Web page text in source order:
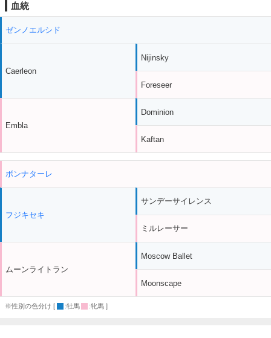
血統
ゼンノエルシド
Caerleon
Embla
Nijinsky
Foreseer
Dominion
Kaftan
ボンナターレ
フジキセキ
ムーンライトラン
サンデーサイレンス
ミルレーサー
Moscow Ballet
Moonscape
※性別の色分け [ :牡馬 :牝馬 ]